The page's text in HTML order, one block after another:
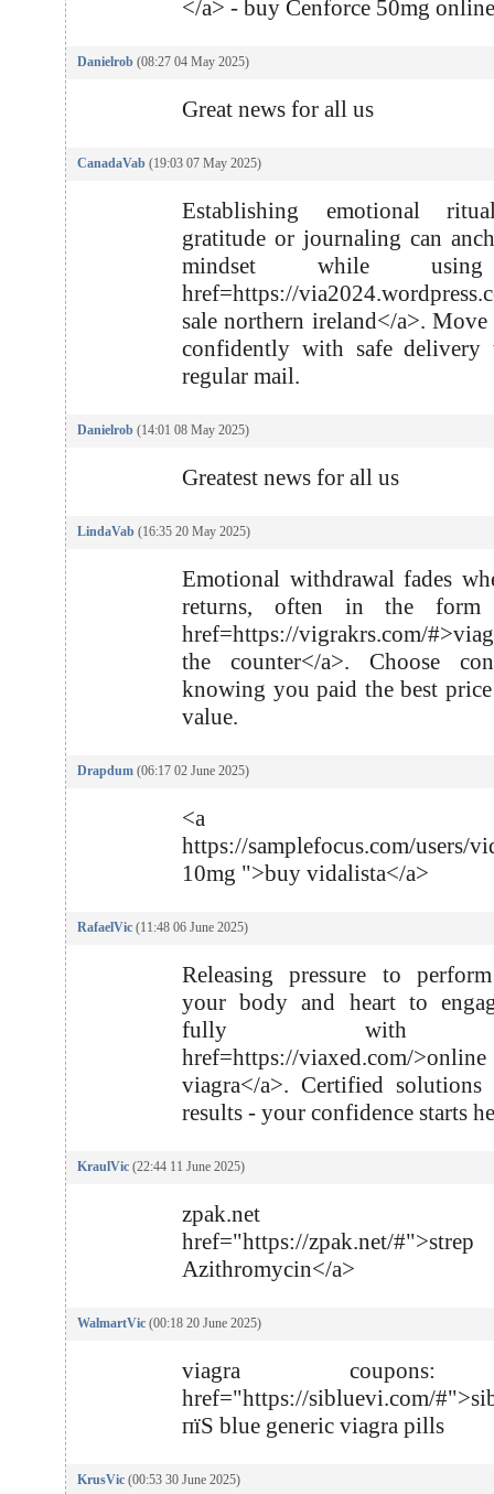
</a> - buy Cenforce 50mg online
Danielrob (08:27 04 May 2025)
Great news for all us
CanadaVab (19:03 07 May 2025)
Establishing emotional
gratitude or journaling can
mindset while
href=https://
sale northern ireland</a>.
confidently with safe delivery
regular mail.
Danielrob (14:01 08 May 2025)
Greatest news for all us
LindaVab (16:35 20 May 2025)
Emotional withdrawal fades
returns, often in the
href=https://vigrakrs.com/
the counter</a>. Choose
knowing you paid the best
value.
Drapdum (06:17 02 June 2025)
<a
https://samplefocus.com/users/
10mg ">buy vidalista</a>
RafaelVic (11:48 06 June 2025)
Releasing pressure to
your body and heart to
fully with
href=https://viaxed.com/>online
viagra</a>. Certified
results - your confidence starts
KraulVic (22:44 11 June 2025)
zpak.net
href="https://zpak.net/#">strep
Azithromycin</a>
WalmartVic (00:18 20 June 2025)
viagra
href="https://sibluevi.com/
пїЅ blue generic viagra pills
KrusVic (00:53 30 June 2025)